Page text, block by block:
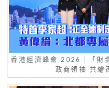
香港經濟峰會 2026｜「財
政商領袖 共繪